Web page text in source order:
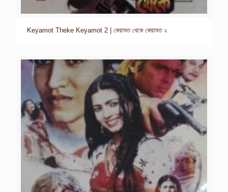
Keyamot Theke Keyamot 2 | কেয়ামত থেকে কেয়ামত ২